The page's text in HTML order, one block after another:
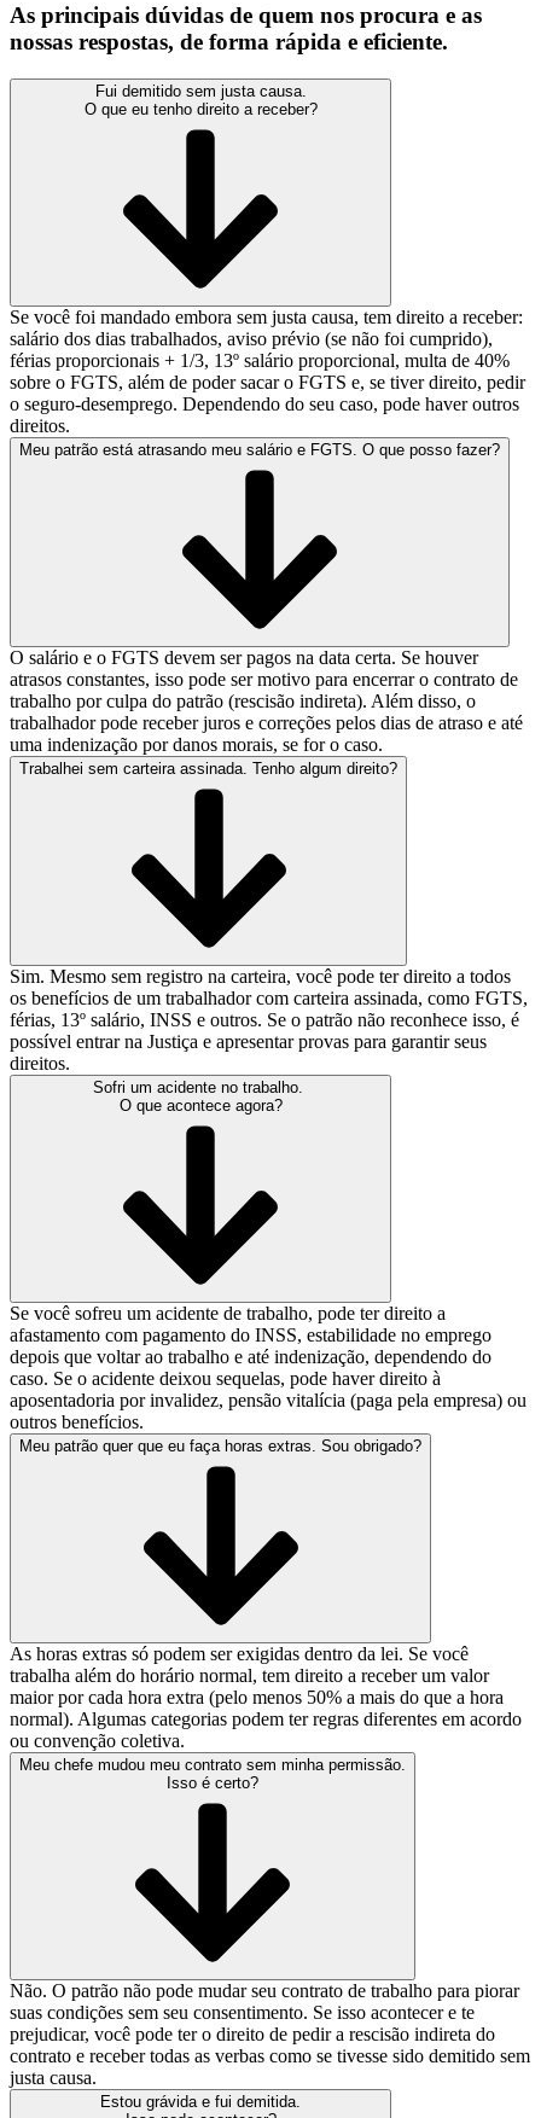
As principais dúvidas de quem nos procura e as
nossas respostas, de forma rápida e eficiente.
Fui demitido sem justa causa.
O que eu tenho direito a receber?
Se você foi mandado embora sem justa causa, tem direito a receber:
salário dos dias trabalhados, aviso prévio (se não foi cumprido),
férias proporcionais + 1/3, 13º salário proporcional, multa de 40%
sobre o FGTS, além de poder sacar o FGTS e, se tiver direito, pedir
o seguro-desemprego. Dependendo do seu caso, pode haver outros
direitos.
Meu patrão está atrasando meu salário e FGTS. O que posso fazer?
O salário e o FGTS devem ser pagos na data certa. Se houver
atrasos constantes, isso pode ser motivo para encerrar o contrato de
trabalho por culpa do patrão (rescisão indireta). Além disso, o
trabalhador pode receber juros e correções pelos dias de atraso e até
uma indenização por danos morais, se for o caso.
Trabalhei sem carteira assinada. Tenho algum direito?
Sim. Mesmo sem registro na carteira, você pode ter direito a todos
os benefícios de um trabalhador com carteira assinada, como FGTS,
férias, 13º salário, INSS e outros. Se o patrão não reconhece isso, é
possível entrar na Justiça e apresentar provas para garantir seus
direitos.
Sofri um acidente no trabalho.
O que acontece agora?
Se você sofreu um acidente de trabalho, pode ter direito a
afastamento com pagamento do INSS, estabilidade no emprego
depois que voltar ao trabalho e até indenização, dependendo do
caso. Se o acidente deixou sequelas, pode haver direito à
aposentadoria por invalidez, pensão vitalícia (paga pela empresa) ou
outros benefícios.
Meu patrão quer que eu faça horas extras. Sou obrigado?
As horas extras só podem ser exigidas dentro da lei. Se você
trabalha além do horário normal, tem direito a receber um valor
maior por cada hora extra (pelo menos 50% a mais do que a hora
normal). Algumas categorias podem ter regras diferentes em acordo
ou convenção coletiva.
Meu chefe mudou meu contrato sem minha permissão.
Isso é certo?
Não. O patrão não pode mudar seu contrato de trabalho para piorar
suas condições sem seu consentimento. Se isso acontecer e te
prejudicar, você pode ter o direito de pedir a rescisão indireta do
contrato e receber todas as verbas como se tivesse sido demitido sem
justa causa.
Estou grávida e fui demitida.